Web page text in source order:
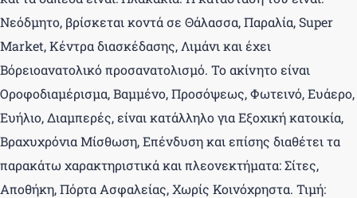
Νεόδμητο, βρίσκεται κοντά σε Θάλασσα, Παραλία, Super
Market, Κέντρα διασκέδασης, Λιμάνι και έχει
Βόρειοανατολικό προσανατολισμό. Το ακίνητο είναι
Οροφοδιαμέρισμα, Βαμμένο, Προσόψεως, Φωτεινό, Ευάερο,
Ευήλιο, Διαμπερές, είναι κατάλληλο για Εξοχική κατοικία,
Βραχυχρόνια Μίσθωση, Επένδυση και επίσης διαθέτει τα
παρακάτω χαρακτηριστικά και πλεονεκτήματα: Σίτες,
Αποθήκη, Πόρτα Ασφαλείας, Χωρίς Κοινόχρηστα. Τιμή: